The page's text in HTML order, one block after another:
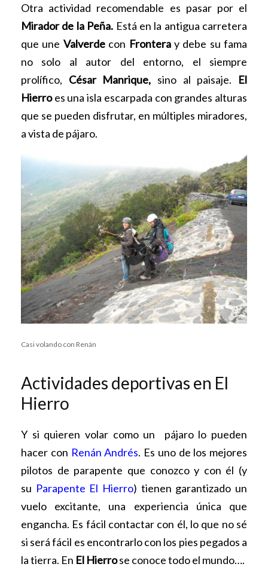
Otra actividad recomendable es pasar por el
Mirador de la Peña. Está en la antigua carretera
que une Valverdecon Fronteray debe su fama
no solo al autor del entorno, el siempre
prolífico, César Manrique, sino al paisaje. El
Hierroes una isla escarpada con grandes alturas
que se pueden disfrutar, en múltiples miradores,
a vista de pájaro.
Casi volando con Renán
Actividades deportivas en El
Hierro
Y si quieren volar como un pájaro lo pueden
hacer con Renán Andrés. Es uno de los mejores
pilotos de parapente que conozco y con él (y
su Parapente El Hierro) tienen garantizado un
vuelo excitante, una experiencia única que
engancha. Es fácil contactar con él, lo que no sé
si será fácil es encontrarlo con los pies pegados a
la tierra. En El Hierrose conoce todo el mundo….